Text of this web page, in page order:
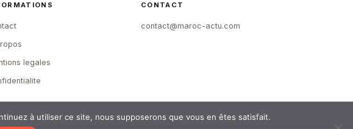
legales
CONTACT
contact@maroc-actu.com
à utiliser ce site, nous supposerons que vous en êtes satisfait.